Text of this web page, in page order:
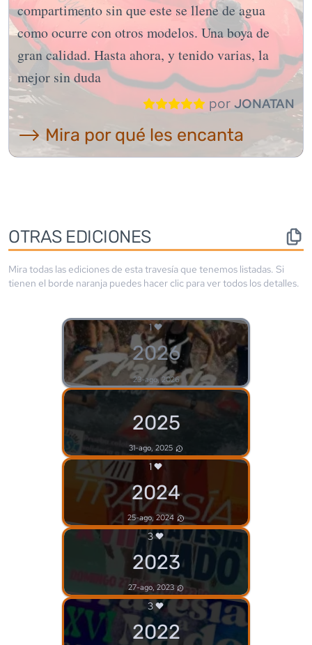
compartimento sin que este se llene de agua
como ocurre con otros modelos. Una boya de
gran calidad. Hasta ahora, y tenido varias, la
mejor sin duda
por JONATAN
⟶ Mira por qué les encanta
OTRAS EDICIONES
Mira todas las ediciones de esta travesía que tenemos listadas. Si
tienen el borde naranja puedes hacer clic para ver todos los detalles.
1
2026
23-ago, 2026
2025
31-ago, 2025
1
2024
25-ago, 2024
3
2023
27-ago, 2023
3
2022